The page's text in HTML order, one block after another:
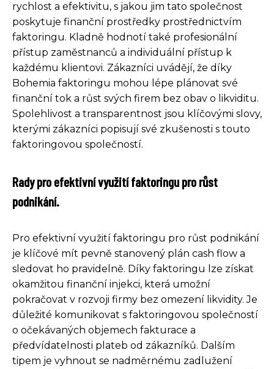
rychlost a efektivitu, s jakou jim tato společnost
poskytuje finanční prostředky prostřednictvím
faktoringu. Kladně hodnotí také profesionální
přístup zaměstnanců a individuální přístup k
každému klientovi. Zákazníci uvádějí, že díky
Bohemia faktoringu mohou lépe plánovat své
finanční tok a růst svých firem bez obav o likviditu.
Spolehlivost a transparentnost jsou klíčovými slovy,
kterými zákazníci popisují své zkušenosti s touto
faktoringovou společností.
Rady pro efektivní využití faktoringu pro růst
podnikání.
Pro efektivní využití faktoringu pro růst podnikání
je klíčové mít pevně stanovený plán cash flow a
sledovat ho pravidelně. Díky faktoringu lze získat
okamžitou finanční injekci, která umožní
pokračovat v rozvoji firmy bez omezení likvidity. Je
důležité komunikovat s faktoringovou společností
o očekávaných objemech fakturace a
předvídatelnosti plateb od zákazníků. Dalším
tipem je vyhnout se nadměrnému zadlužení